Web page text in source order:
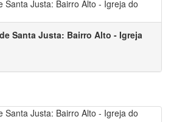
Santa Justa: Bairro Alto - Igreja